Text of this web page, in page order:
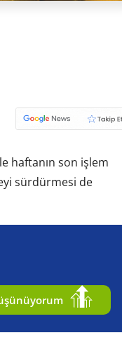
haftanın son işlem
sürdürmesi de